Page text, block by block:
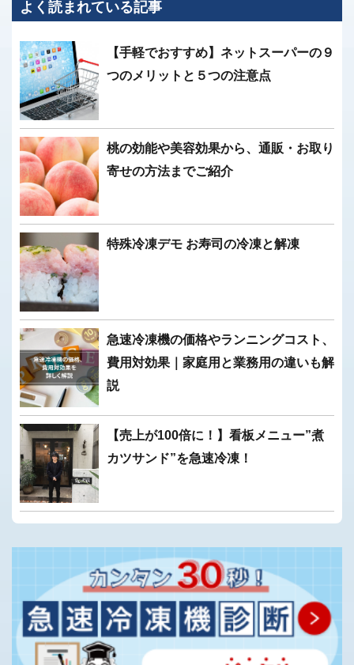
よく読まれている記事
【手軽でおすすめ】ネットスーパーの９
つのメリットと５つの注意点
桃の効能や美容効果から、通販・お取り
寄せの方法までご紹介
特殊冷凍デモ お寿司の冷凍と解凍
急速冷凍機の価格やランニングコスト、
費用対効果｜家庭用と業務用の違いも解
説
【売上が100倍に！】看板メニュー”煮
カツサンド”を急速冷凍！